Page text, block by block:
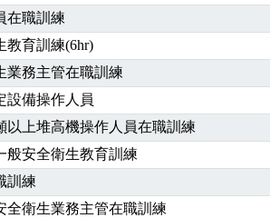
在職訓練
教育訓練(6hr)
業務主管在職訓練
設備操作人員
以上堆高機操作人員在職訓練
般安全衛生教育訓練
訓練
全衛生業務主管在職訓練